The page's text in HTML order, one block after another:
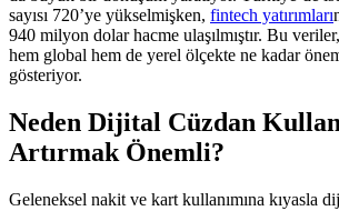
sayısı 720’ye yükselmişken, fintech yatırımları
940 milyon dolar hacme ulaşılmıştır. Bu
hem global hem de yerel ölçekte ne kadar
gösteriyor.
Neden Dijital Cüzdan
Artırmak Önemli?
Geleneksel nakit ve kart kullanımına kıyasla